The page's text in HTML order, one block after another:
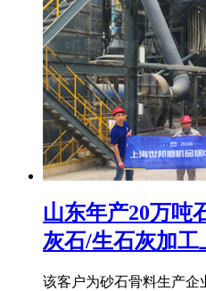
山东年产20万吨
灰石/生石灰加工
该客户为砂石骨料生产企